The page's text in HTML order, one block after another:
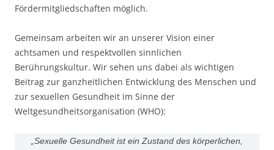
Fördermitgliedschaften möglich.
Gemeinsam arbeiten wir an unserer Vision einer
achtsamen und respektvollen sinnlichen
Berührungskultur. Wir sehen uns dabei als wichtigen
Beitrag zur ganzheitlichen Entwicklung des Menschen und
zur sexuellen Gesundheit im Sinne der
Weltgesundheitsorganisation (WHO):
„Sexuelle Gesundheit ist ein Zustand des körperlichen,